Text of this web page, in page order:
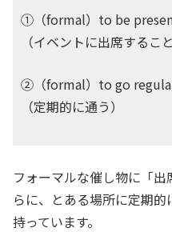
①（formal）to be
（イベントに出席すること
②（formal）to go
（定期的に通う）
フォーマルな催し物に「
らに、とある場所に定期
持っています。